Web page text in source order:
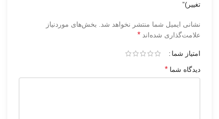
تغییر)”
نشانی ایمیل شما منتشر نخواهد شد.
بخش‌های موردنیاز
علامت‌گذاری شده‌اند *
امتیاز شما
دیدگاه شما *